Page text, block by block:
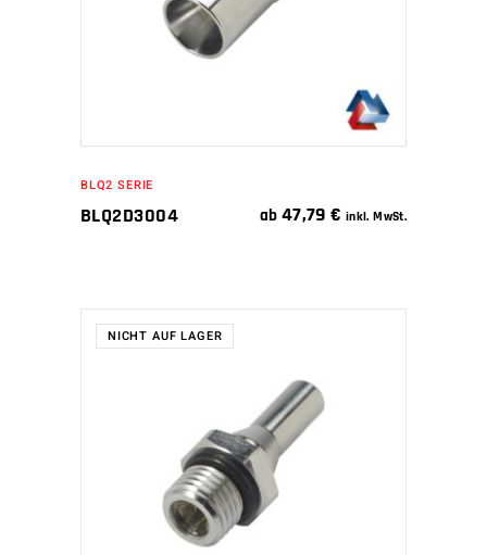
BLQ2 SERIE
BLQ2D3004 ab 47,79€ inkl. MwSt.
NICHT AUF LAGER
WEITERLESEN